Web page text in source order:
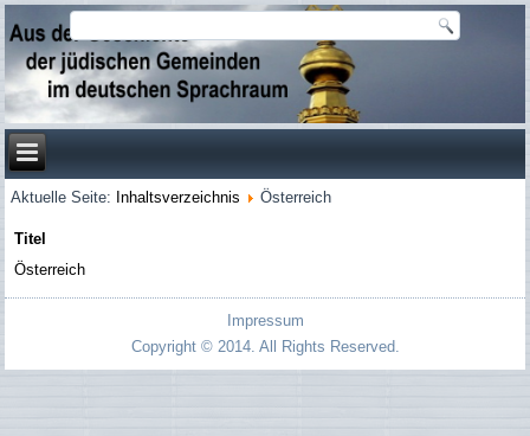
Aktuelle Seite: Inhaltsverzeichnis Österreich
Titel
Österreich
Impressum
Copyright © 2014. All Rights Reserved.